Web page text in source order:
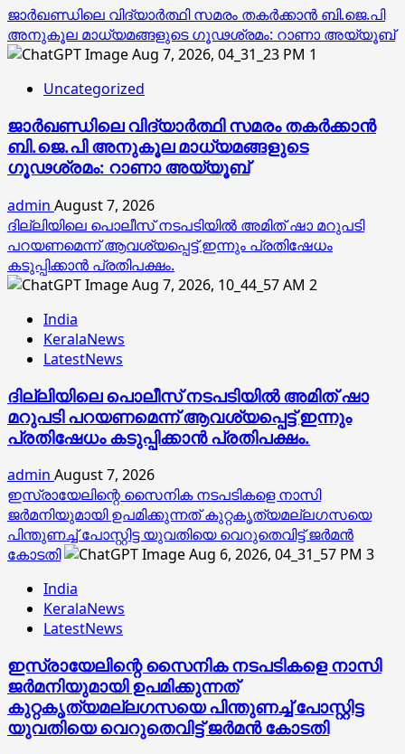
ജാര്‍ഖണ്ഡിലെ വിദ്യാര്‍ത്ഥി സമരം തകര്‍ക്കാന്‍ ബി.ജെ.പി
അനുകൂല മാധ്യമങ്ങളുടെ ഗൂഢശ്രമം: റാണാ അയ്യൂബ്
1
Uncategorized
ജാര്‍ഖണ്ഡിലെ വിദ്യാര്‍ത്ഥി സമരം തകര്‍ക്കാന്‍
ബി.ജെ.പി അനുകൂല മാധ്യമങ്ങളുടെ
ഗൂഢശ്രമം: റാണാ അയ്യൂബ്
admin August 7, 2026
ദില്ലിയിലെ പൊലീസ് നടപടിയിൽ അമിത് ഷാ മറുപടി
പറയണമെന്ന് ആവശ്യപ്പെട്ട് ഇന്നും പ്രതിഷേധം
കടുപ്പിക്കാൻ പ്രതിപക്ഷം.
2
India
KeralaNews
LatestNews
ദില്ലിയിലെ പൊലീസ് നടപടിയിൽ അമിത് ഷാ
മറുപടി പറയണമെന്ന് ആവശ്യപ്പെട്ട് ഇന്നും
പ്രതിഷേധം കടുപ്പിക്കാൻ പ്രതിപക്ഷം.
admin August 7, 2026
ഇസ്രായേലിന്റെ സൈനിക നടപടികളെ നാസി
ജര്‍മനിയുമായി ഉപമിക്കുന്നത് കുറ്റകൃത്യമല്ലഗസയെ
പിന്തുണച്ച് പോസ്റ്റിട്ട യുവതിയെ വെറുതെവിട്ട് ജര്‍മന്‍
കോടതി
3
India
KeralaNews
LatestNews
ഇസ്രായേലിന്റെ സൈനിക നടപടികളെ നാസി
ജര്‍മനിയുമായി ഉപമിക്കുന്നത്
കുറ്റകൃത്യമല്ലഗസയെ പിന്തുണച്ച് പോസ്റ്റിട്ട
യുവതിയെ വെറുതെവിട്ട് ജര്‍മന്‍ കോടതി